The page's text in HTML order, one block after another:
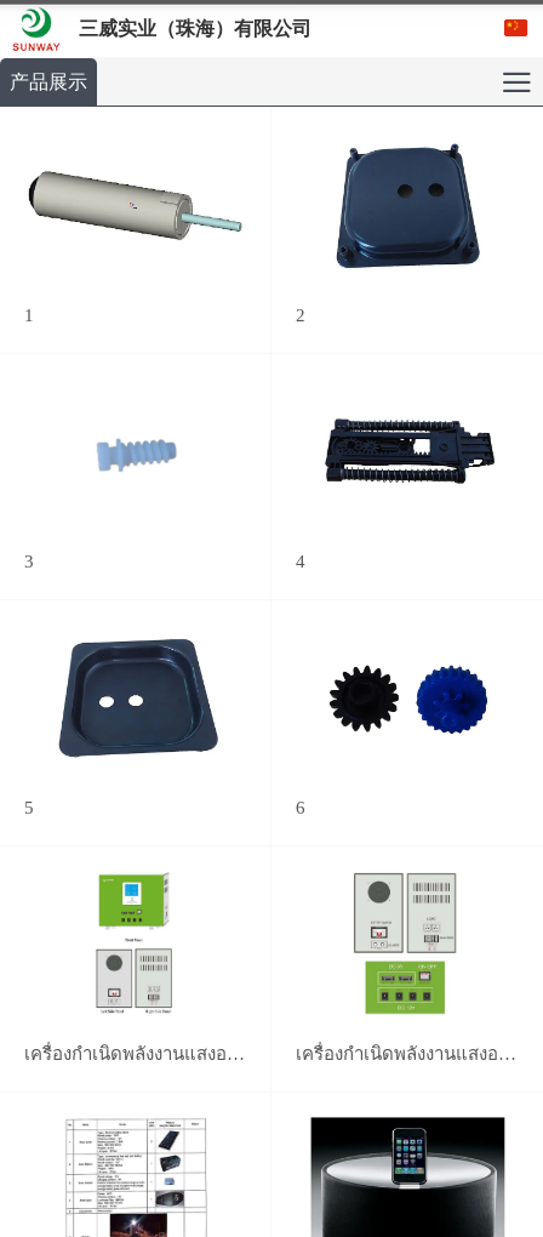
三威实业（珠海）有限公司
产品展示
1 2
3 4
5 6
เครื่องกำเนิดพลังงานแสงอาทิตย์ เครื่องกำเนิดพลังงานแสงอาทิตย์